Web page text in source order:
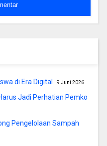
di Era Digital 9 Juni 2026
Jadi Perhatian Pemko
Pengelolaan Sampah